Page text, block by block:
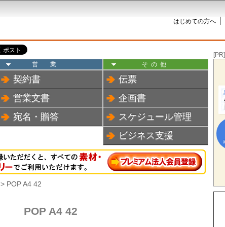
はじめての方へ
営業
契約書
営業文書
宛名・贈答
その他
伝票
企画書
スケジュール管理
ビジネス支援
> POP A4 42
POP A4 42
[PR]